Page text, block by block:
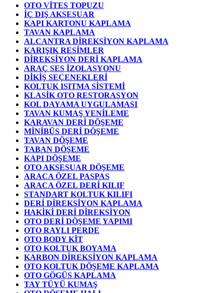
OTO VİTES TOPUZU
İÇ DIŞ AKSESUAR
KAPI KARTONU KAPLAMA
TAVAN KAPLAMA
ALCANTRA DİREKSİYON KAPLAMA
KARIŞIK RESİMLER
DİREKSİYON DERİ KAPLAMA
ARAÇ SES İZOLASYONU
DİKİŞ SEÇENEKLERİ
KOLTUK ISITMA SİSTEMİ
KLASİK OTO RESTORASYON
KOL DAYAMA UYGULAMASI
TAVAN KUMAŞ YENİLEME
KARAVAN DERİ DÖŞEME
MİNİBÜS DERİ DÖŞEME
TAVAN DÖŞEME
TABAN DÖŞEME
KAPI DÖŞEME
OTO AKSESUAR DÖŞEME
ARACA ÖZEL PASPAS
ARACA ÖZEL DERİ KILIF
STANDART KOLTUK KILIFI
DERİ DİREKSİYON KAPLAMA
HAKİKİ DERİ DİREKSİYON
OTO DERİ DÖŞEME YAPIMI
OTO RAYLI PERDE
OTO BODY KİT
OTO KOLTUK BOYAMA
KARBON DİREKSİYON KAPLAMA
OTO KOLTUK DÖŞEME KAPLAMA
OTO GÖGÜS KAPLAMA
TAY TÜYÜ KUMAŞ